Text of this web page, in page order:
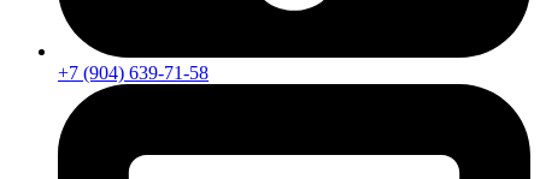
+7 (904) 639-71-58